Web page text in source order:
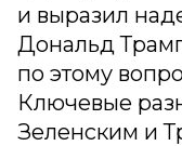
и выразил
Дональд
по этому
Ключевые
Зеленским и